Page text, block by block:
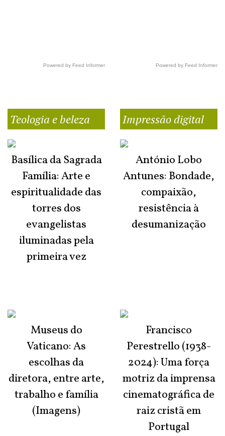
Powered by Feed Informer Powered by Feed Informer
Teologia e beleza
Basílica da Sagrada
Família: Arte e
espiritualidade das
torres dos
evangelistas
iluminadas pela
primeira vez
Museus do
Vaticano: As
escolhas da
diretora, entre arte,
trabalho e família
(Imagens)
Impressão digital
António Lobo
Antunes: Bondade,
compaixão,
resistência à
desumanização
Francisco
Perestrello (1938-
2024): Uma força
motriz da imprensa
cinematográfica de
raiz cristã em
Portugal